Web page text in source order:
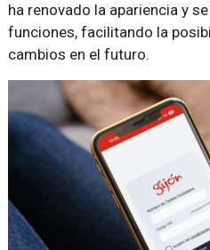
ha renovado la apariencia y
funciones, facilitando la
cambios en el futuro.